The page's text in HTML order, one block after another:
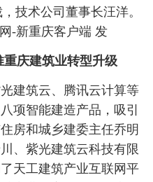
技术公司董事长汪洋。
-新重庆客户端 发
庆建筑业转型升级
建筑云、腾讯云计算等
项智能建造产品，吸引
房和城乡建委主任乔明
、紫光建筑云科技有限
天工建筑产业互联网平